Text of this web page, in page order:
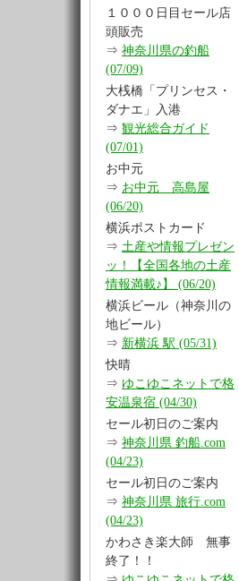
１０００日目セール店
頭販売
⇒ 神奈川県の釣船
(07/09)
大桟橋「プリンセス・
ダナエ」入港
⇒ 観光総合ガイド
(07/01)
お中元
⇒ お中元 高島屋
(06/20)
横浜ポストカード
⇒ 土産や情報プレゼン
ッ！【全国各地の土産
情報満載♪】 (06/20)
横浜ビール（神奈川の
地ビール）
⇒ 新横浜 駅 (05/31)
快晴
⇒ ゆこゆこネットで格
安温泉宿 (04/30)
セール初日のご案内
⇒ 神奈川県 釣船.com
(04/23)
セール初日のご案内
⇒ 神奈川県 旅行.com
(04/23)
かわさき楽大師 無事
終了！！